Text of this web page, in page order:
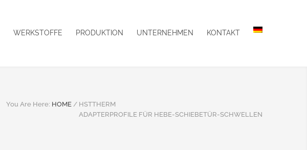
WERKSTOFFE PRODUKTION UNTERNEHMEN KONTAKT
You Are Here: HOME / HSTTHERM
ADAPTERPROFILE FÜR HEBE-SCHIEBETÜR-SCHWELLEN